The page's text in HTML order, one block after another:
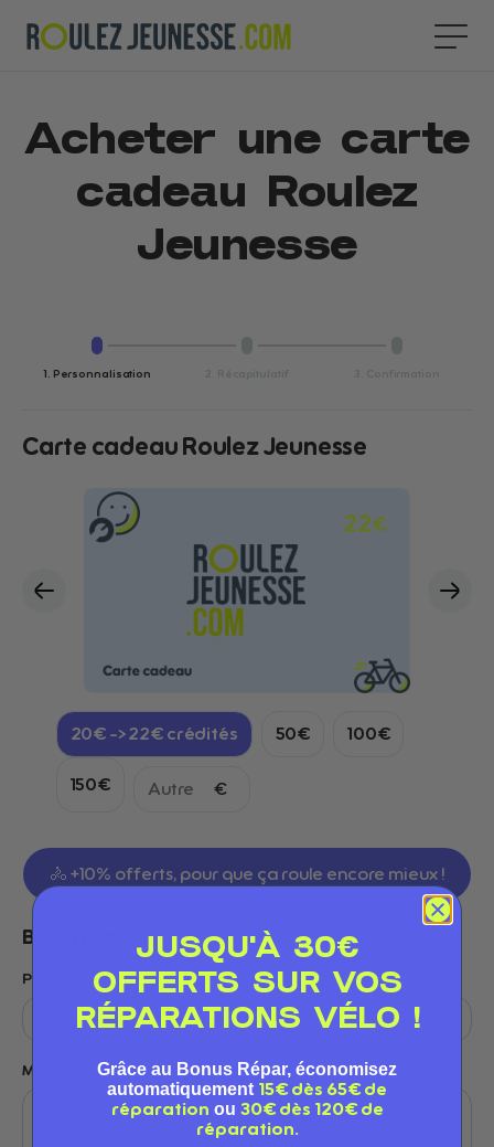
Acheter une carte
cadeau Roulez
Jeunesse
1. Personnalisation
Carte cadeau Roulez Jeunesse
22€
20€ -> 22€ crédités 50€ 100€
150€ €
🚴 +10% offerts, pour que ça roule encore mieux !
Bénéficiaire :
Prénom
Message personnalisé (optionnel)
JUSQU'À 30€
OFFERTS SUR VOS
RÉPARATIONS VÉLO !
Grâce au Bonus Répar, économisez
automatiquement 15€ dès 65€ de
réparation ou 30€ dès 120€ de
réparation.